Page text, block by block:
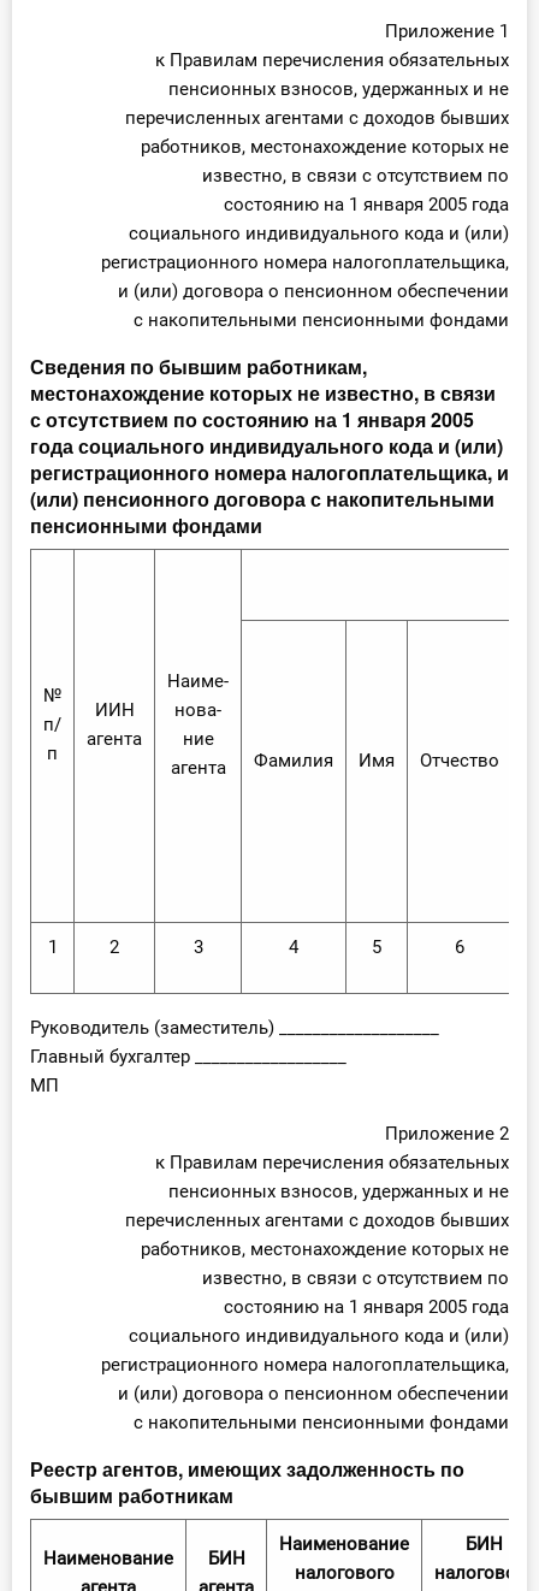
Приложение 1
к Правилам перечисления обязательных
пенсионных взносов, удержанных и не
перечисленных агентами с доходов бывших
работников, местонахождение которых не
известно, в связи с отсутствием по
состоянию на 1 января 2005 года
социального индивидуального кода и (или)
регистрационного номера налогоплательщика,
и (или) договора о пенсионном обеспечении
с накопительными пенсионными фондами
Сведения по бывшим работникам,
местонахождение которых не известно, в связи
с отсутствием по состоянию на 1 января 2005
года социального индивидуального кода и (или)
регистрационного номера налогоплательщика, и
(или) пенсионного договора с накопительными
пенсионными фондами
№
п/
п
ИИН
агента
Наиме-
нова-
ние
агента
Фамилия Имя Отчество
1 2 3 4 5 6
Руководитель (заместитель) ___________________
Главный бухгалтер __________________
МП
Приложение 2
к Правилам перечисления обязательных
пенсионных взносов, удержанных и не
перечисленных агентами с доходов бывших
работников, местонахождение которых не
известно, в связи с отсутствием по
состоянию на 1 января 2005 года
социального индивидуального кода и (или)
регистрационного номера налогоплательщика,
и (или) договора о пенсионном обеспечении
с накопительными пенсионными фондами
Реестр агентов, имеющих задолженность по
бывшим работникам
Наименование
БИН
Наименование
налогового
БИН
налогового